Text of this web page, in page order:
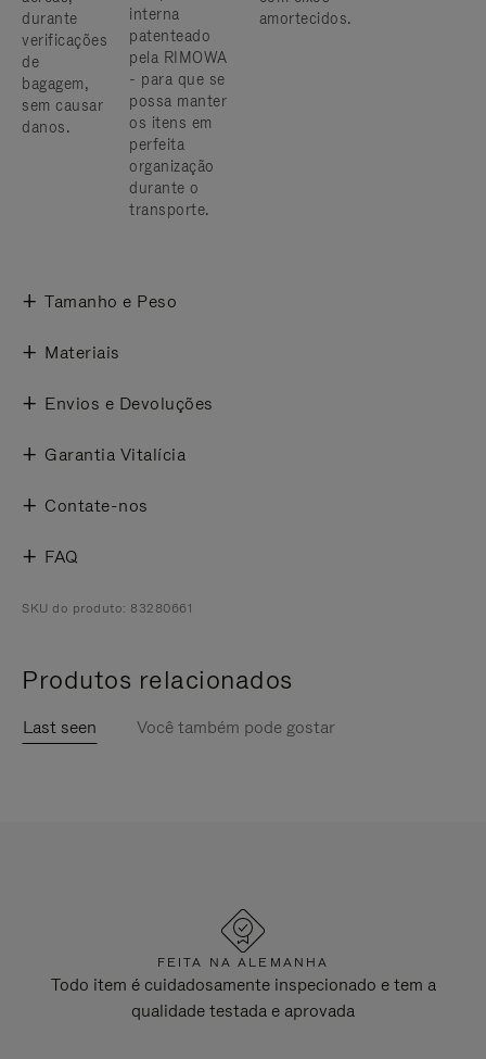
durante
verificações
de
bagagem,
sem causar
danos.
interna
patenteado
pela RIMOWA
- para que se
possa manter
os itens em
perfeita
organização
durante o
transporte.
amortecidos.
Tamanho e Peso
Materiais
Envios e Devoluções
Garantia Vitalícia
Contate-nos
FAQ
SKU do produto: 83280661
Produtos relacionados
Last seen Você também pode gostar
FEITA NA ALEMANHA
Todo item é cuidadosamente inspecionado e tem a
qualidade testada e aprovada